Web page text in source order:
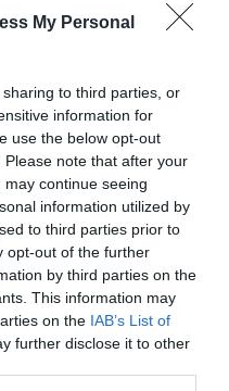
My Personal
to third parties, or
information for
use the below opt-out
note that after your
continue seeing
information utilized by
to third parties prior to
opt-out of the further
by third parties on the
This information may
on the IAB’s List of
further disclose it to other